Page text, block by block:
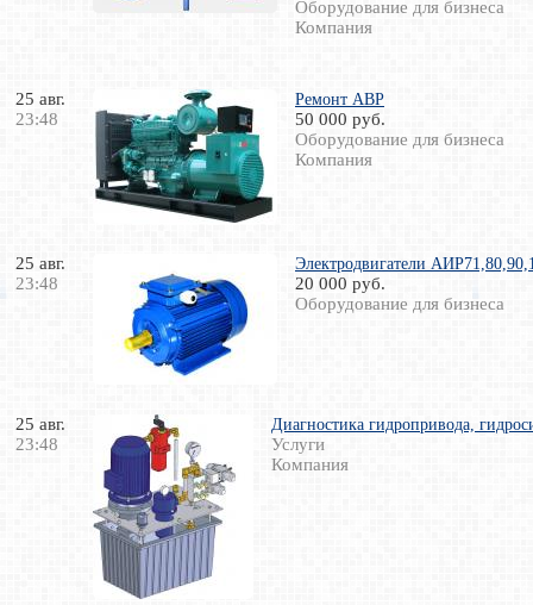
Оборудование для бизнеса
Компания
25 авг.
23:48
Ремонт АВР
50 000 руб.
Оборудование для бизнеса
Компания
25 авг.
23:48
Электродвигатели
20 000 руб.
Оборудование для бизнеса
25 авг.
23:48
Диагностика гидропривода,
Услуги
Компания